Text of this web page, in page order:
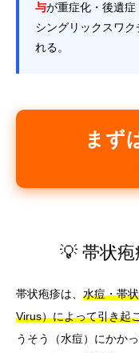
与が重症化・後遺
シングリックスワク
れる。
まず
💡 帯状
帯状疱疹は、 水痘・帯
Virus）によって引き起
うそう（水痘）にかか